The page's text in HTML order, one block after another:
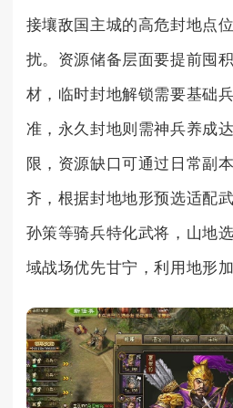
接壤敌国主城的高危封地点
扰。资源储备层面要提前囤
材，临时封地解锁需要基础
准，永久封地则需神兵养成
限，资源缺口可通过日常副
齐，根据封地地形预选适配
孙策等骑兵特化武将，山地
域战场优先甘宁，利用地形